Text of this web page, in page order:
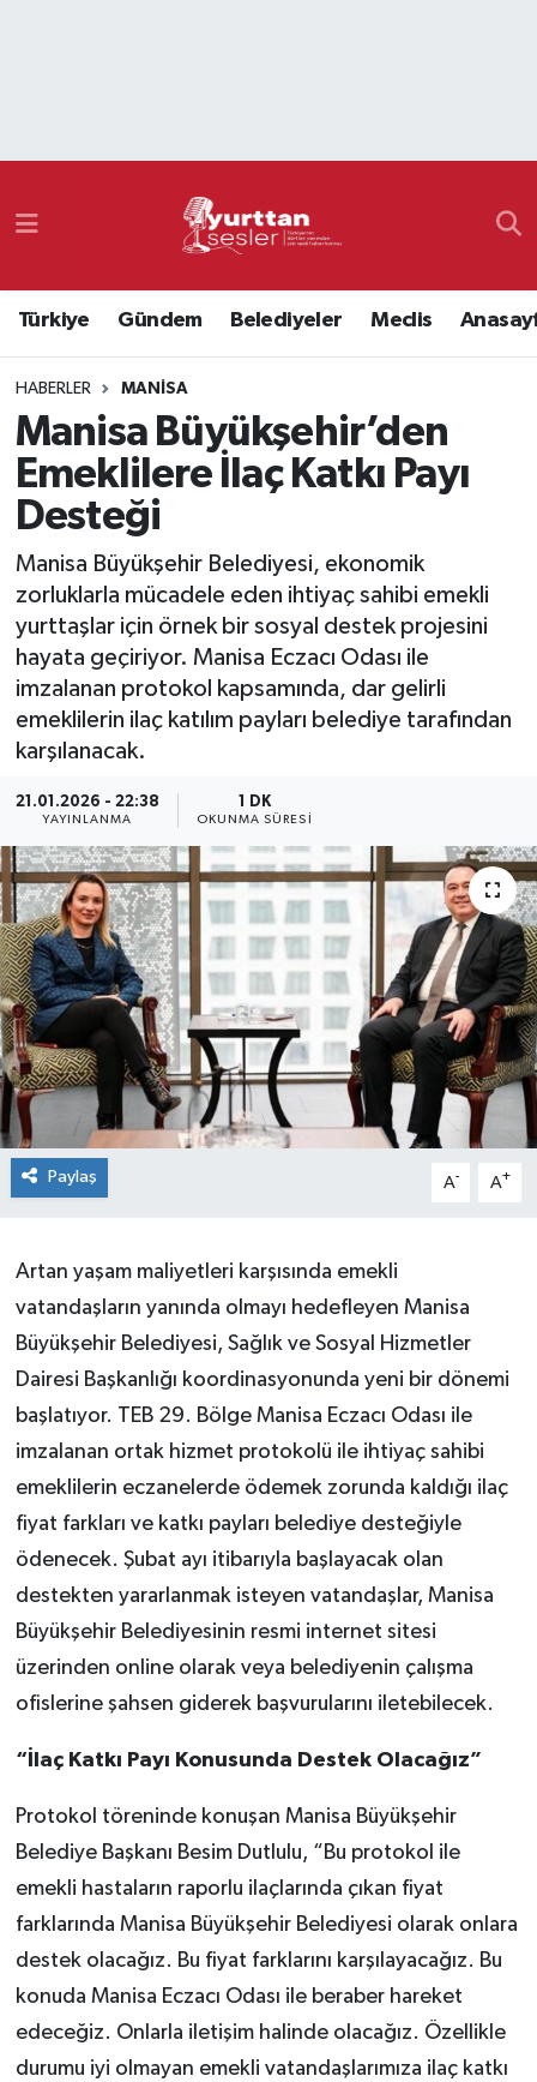
Türkiye Gündem Belediyeler Meclis
HABERLER MANISA
Manisa Büyükşehir’den
Emeklilere İlaç Katkı Payı
Desteği
Manisa Büyükşehir Belediyesi, ekonomik
zorluklarla mücadele eden ihtiyaç sahibi emekli
yurttaşlar için örnek bir sosyal destek projesini
hayata geçiriyor. Manisa Eczacı Odası ile
imzalanan protokol kapsamında, dar gelirli
emeklilerin ilaç katılım payları belediye tarafından
karşılanacak.
21.01.2026 - 22:38
YAYINLANMA
1 DK
OKUNMA SÜRESI
Paylaş A- A+
Artan yaşam maliyetleri karşısında emekli
vatandaşların yanında olmayı hedefleyen Manisa
Büyükşehir Belediyesi, Sağlık ve Sosyal Hizmetler
Dairesi Başkanlığı koordinasyonunda yeni bir dönemi
başlatıyor. TEB 29. Bölge Manisa Eczacı Odası ile
imzalanan ortak hizmet protokolü ile ihtiyaç sahibi
emeklilerin eczanelerde ödemek zorunda kaldığı ilaç
fiyat farkları ve katkı payları belediye desteğiyle
ödenecek. Şubat ayı itibarıyla başlayacak olan
destekten yararlanmak isteyen vatandaşlar, Manisa
Büyükşehir Belediyesinin resmi internet sitesi
üzerinden online olarak veya belediyenin çalışma
ofislerine şahsen giderek başvurularını iletebilecek.
“İlaç Katkı Payı Konusunda Destek Olacağız”
Protokol töreninde konuşan Manisa Büyükşehir
Belediye Başkanı Besim Dutlulu, “Bu protokol ile
emekli hastaların raporlu ilaçlarında çıkan fiyat
farklarında Manisa Büyükşehir Belediyesi olarak onlara
destek olacağız. Bu fiyat farklarını karşılayacağız. Bu
konuda Manisa Eczacı Odası ile beraber hareket
edeceğiz. Onlarla iletişim halinde olacağız. Özellikle
durumu iyi olmayan emekli vatandaşlarımıza ilaç katkı
Namaz Vakitleri
Süper Lig Puan Durumu ve Fikstür
Tüm Manşetler
Son Dakika Haberleri
Haber Arşivi